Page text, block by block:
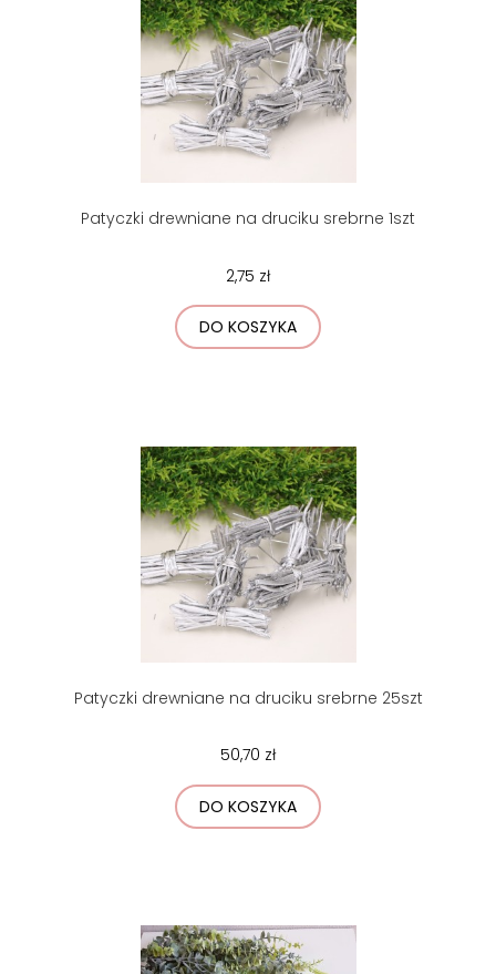
Patyczki drewniane na druciku srebrne 1szt
2,75 zł
DO KOSZYKA
Patyczki drewniane na druciku srebrne 25szt
50,70 zł
DO KOSZYKA